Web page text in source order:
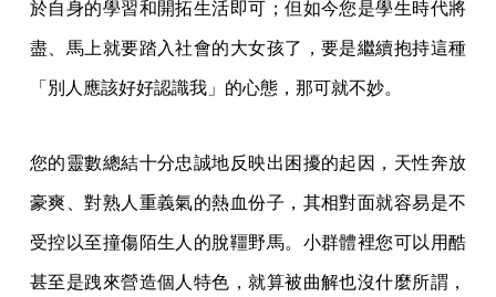
於自身的學習和開拓生活即可；但如今您是學生時代將
盡、馬上就要踏入社會的大女孩了，要是繼續抱持這種
「別人應該好好認識我」的心態，那可就不妙。
您的靈數總結十分忠誠地反映出困擾的起因，天性奔放
豪爽、對熟人重義氣的熱血份子，其相對面就容易是不
受控以至撞傷陌生人的脫韁野馬。小群體裡您可以用酷
甚至是跩來營造個人特色，就算被曲解也沒什麼所謂，